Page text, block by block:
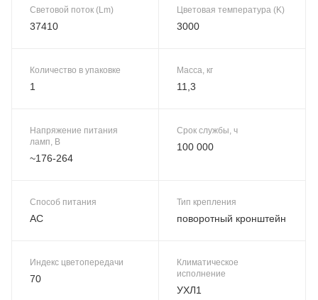
Световой поток (Lm)
37410
Цветовая температура (K)
3000
Количество в упаковке
1
Масса, кг
11,3
Напряжение питания
ламп, В
~176-264
Срок службы, ч
100 000
Способ питания
AC
Тип крепления
поворотный кронштейн
Индекс цветопередачи
70
Климатическое
исполнение
УХЛ1